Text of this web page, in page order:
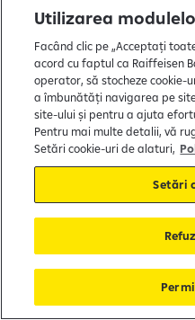
prevazute de legislatia
caracter personal, in
urmeaza:
dreptul de acces la date;
dreptul la rectificare;
dreptul la stergerea
dreptul la portabilitatea
dreptul la opozitie;
dreptul de a se adresa
Supraveghere a
Utilizarea
Facând clic pe „Acceptați
acord cu faptul ca Raiffeisen
operator, să stocheze cookie-
a îmbunătăți navigarea pe
site-ului și pentru a ajuta
Pentru mai multe detalii, vă
Setări cookie-uri de alaturi,
Setări